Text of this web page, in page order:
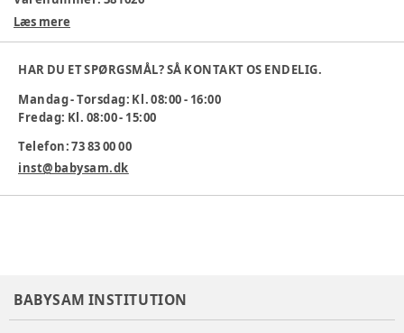
Læs mere
HAR DU ET SPØRGSMÅL? SÅ KONTAKT OS ENDELIG.
Mandag - Torsdag: Kl. 08:00 - 16:00
Fredag: Kl. 08:00 - 15:00
Telefon: 73 83 00 00
inst@babysam.dk
BABYSAM INSTITUTION